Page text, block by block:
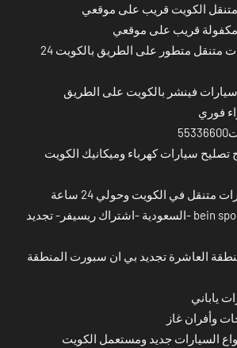
الكويت قريب على موقعي
قريب على موقعي
بنشر تصليح سيارات متنقل متطور على الطريق بالكويت 24
فينشر بالكويت على الطريق
فوري
تصليح سيارات كهرباء وميكانيك الكويت
متنقل في الكويت وحولي 24 ساعة
بي ان سبورت - bein sport -السعودية -اشتراك ريسيفر- تجديد
العاشرة تجديد بي ان سبورت المنطقة
ياباني
وأفران غاز
السيارات جديد ومستعمل الكويت